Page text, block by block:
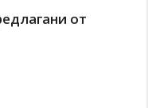
от